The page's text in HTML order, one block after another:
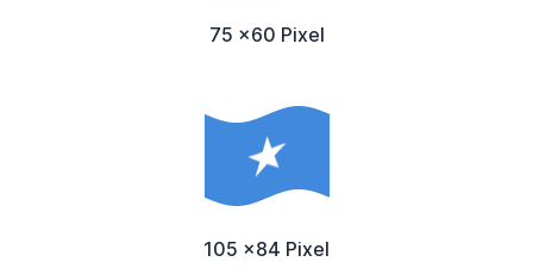
75 x60 Pixel
105 x84 Pixel